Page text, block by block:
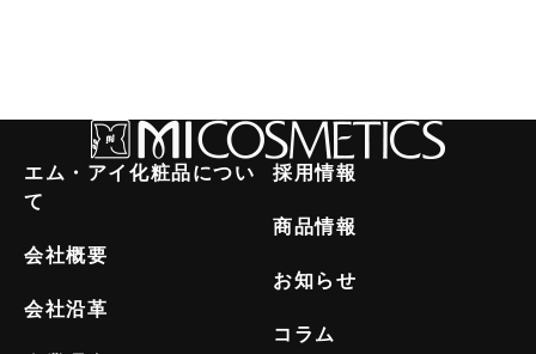
エム・アイ化粧品につい
て
会社概要
会社沿革
採用情報
商品情報
お知らせ
コラム